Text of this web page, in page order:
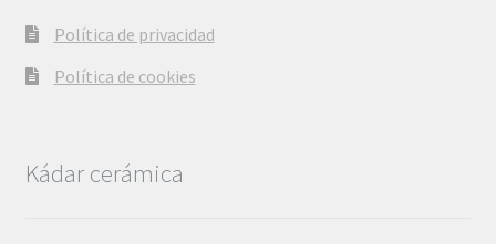
Política de privacidad
Política de cookies
Kádar cerámica